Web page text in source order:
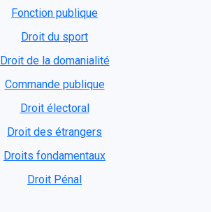
Fonction publique
Droit du sport
Droit de la domanialité
Commande publique
Droit électoral
Droit des étrangers
Droits fondamentaux
Droit Pénal